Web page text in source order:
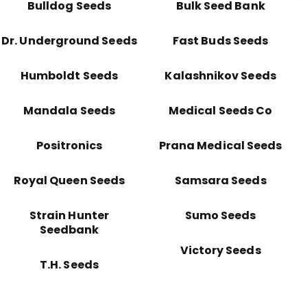
Bulldog Seeds
Dr. Underground Seeds
Humboldt Seeds
Mandala Seeds
Positronics
Royal Queen Seeds
Strain Hunter
Seedbank
T.H. Seeds
Bulk Seed Bank
Fast Buds Seeds
Kalashnikov Seeds
Medical Seeds Co
Prana Medical Seeds
Samsara Seeds
Sumo Seeds
Victory Seeds